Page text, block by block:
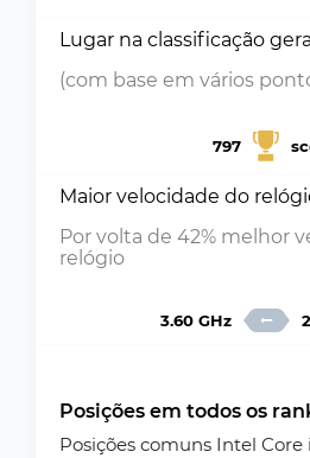
Lugar na classificação geral
(com base em vários
797
Maior velocidade do
Por volta de 42% melhor
relógio
3.60 GHz
Posições em todos os
Posições comuns Intel Core